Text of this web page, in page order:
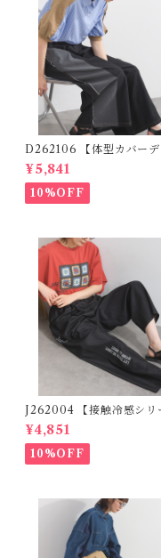
D262106 【体型カバーデ
シリーズ】 デニム切替ワイ
パンツ / Denim Panel
Pants
¥5,841
10%OFF
J262004 【接触冷感シリ
ズ】 ツイルワーク風ロゴパ
ツ / Cool Touch Twill
Logo Pants (残りわずか)
¥4,851
10%OFF